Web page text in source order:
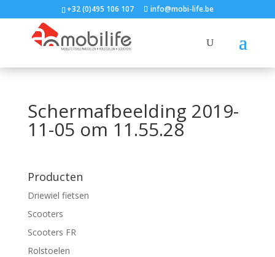
+32 (0)495 106 107 info@mobi-life.be
Schermafbeelding 2019-
11-05 om 11.55.28
Producten
Driewiel fietsen
Scooters
Scooters FR
Rolstoelen